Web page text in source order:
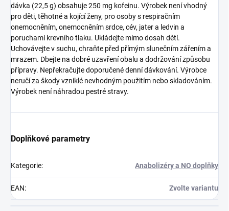
dávka (22,5 g) obsahuje 250 mg kofeinu. Výrobek není vhodný
pro děti, těhotné a kojící ženy, pro osoby s respiračním
onemocněním, onemocněním srdce, cév, jater a ledvin a
poruchami krevního tlaku. Ukládejte mimo dosah dětí.
Uchovávejte v suchu, chraňte před přímým slunečním zářením a
mrazem. Dbejte na dobré uzavření obalu a dodržování způsobu
přípravy. Nepřekračujte doporučené denní dávkování. Výrobce
neručí za škody vzniklé nevhodným použitím nebo skladováním.
Výrobek není náhradou pestré stravy.
Doplňkové parametry
Kategorie: Anabolizéry a NO doplňky
EAN: Zvolte variantu